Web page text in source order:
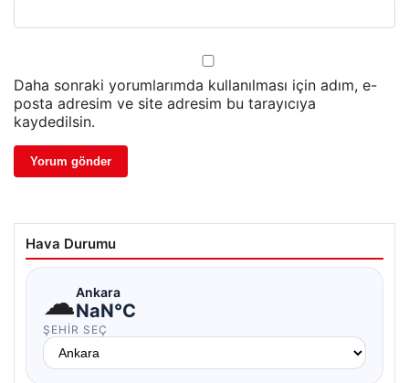
Daha sonraki yorumlarımda kullanılması için adım, e-
posta adresim ve site adresim bu tarayıcıya
kaydedilsin.
Hava Durumu
☁Ankara
NaN°C
ŞEHIR SEÇ